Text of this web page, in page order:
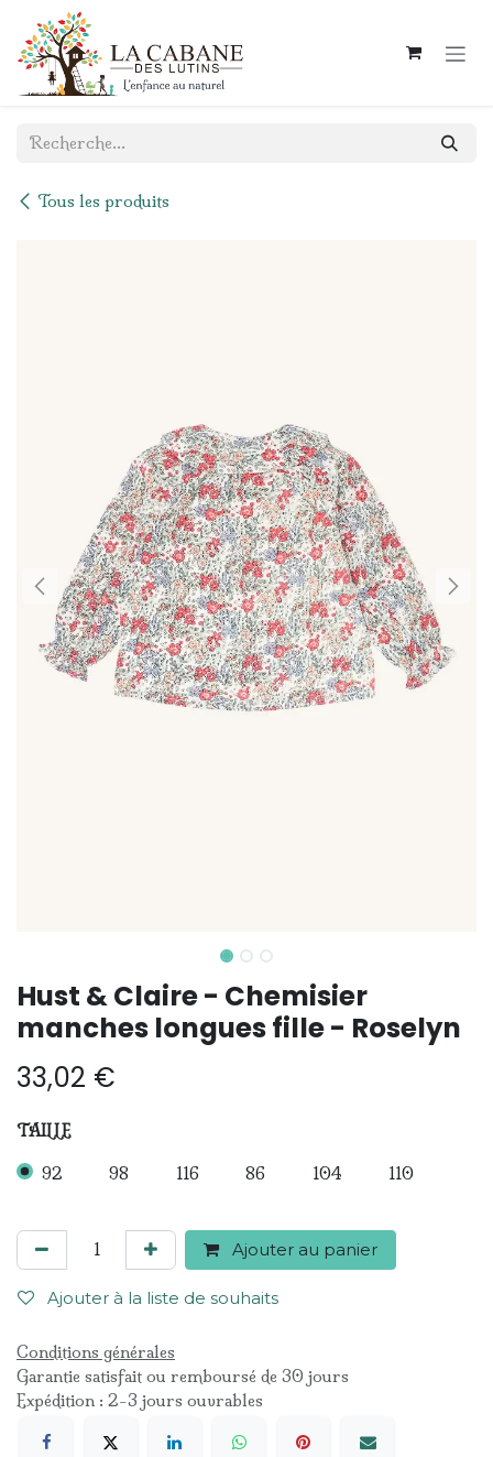
Se rendre au contenu
Tous les produits
Hust & Claire - Chemisier
manches longues fille - Roselyn
33,02 €
TAILLE
92 98 116 86 104 110
Ajouter au panier
Ajouter à la liste de souhaits
Conditions générales
Garantie satisfait ou remboursé de 30 jours
Expédition : 2-3 jours ouvrables